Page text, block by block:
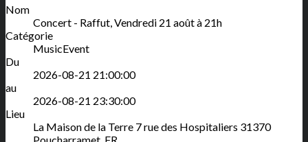
Nom
Concert - Raffut, Vendredi 21 août à 21h
Catégorie
MusicEvent
Du
2026-08-21 21:00:00
au
2026-08-21 23:30:00
Lieu
La Maison de la Terre 7 rue des Hospitaliers 31370